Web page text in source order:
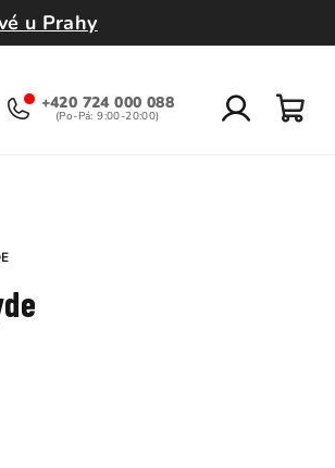
u Prahy
+420 724 000 088